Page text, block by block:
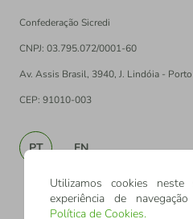
Confederação Sicredi
CNPJ: 03.795.072/0001-60
Av. Assis Brasil, 3940, J. Lindóia -
CEP: 91010-003
PT EN
Utilizamos cookies
experiência de
Política de Cookies.